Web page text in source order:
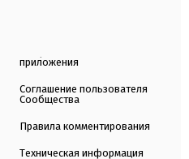
приложения
Соглашение пользователя
Сообщества
Правила комментирования
Техническая информация